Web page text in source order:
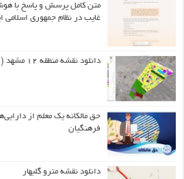
متن کامل پرسش و پاسخ با
غایب در نظام جمهوری اسلامی
دانلود نقشه منطقه ۱۲ مشهد (الهیه) به تفکیک کاربریها
حق مالکانه یک معلم از
فرهنگیان
دانلود نقشه مترو گلبهار